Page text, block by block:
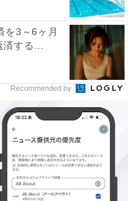
を3～6ヶ月
済する...
Recommended by